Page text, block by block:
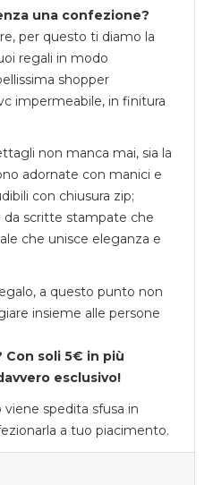
una confezione?
per questo ti diamo la
regali in modo
shopper
impermeabile, in finitura
non manca mai, sia la
adornate con manici e
con chiusura zip;
scritte stampate che
che unisce eleganza e
a questo punto non
insieme alle persone
Con soli 5€ in più
esclusivo!
spedita sfusa in
a tuo piacimento.